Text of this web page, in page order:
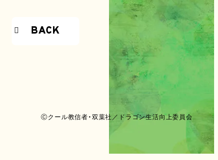
BACK
Ⓒクール教信者・双葉社／ドラゴン生活向上委員会